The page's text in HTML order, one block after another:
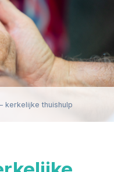
kerkelijke thuishulp